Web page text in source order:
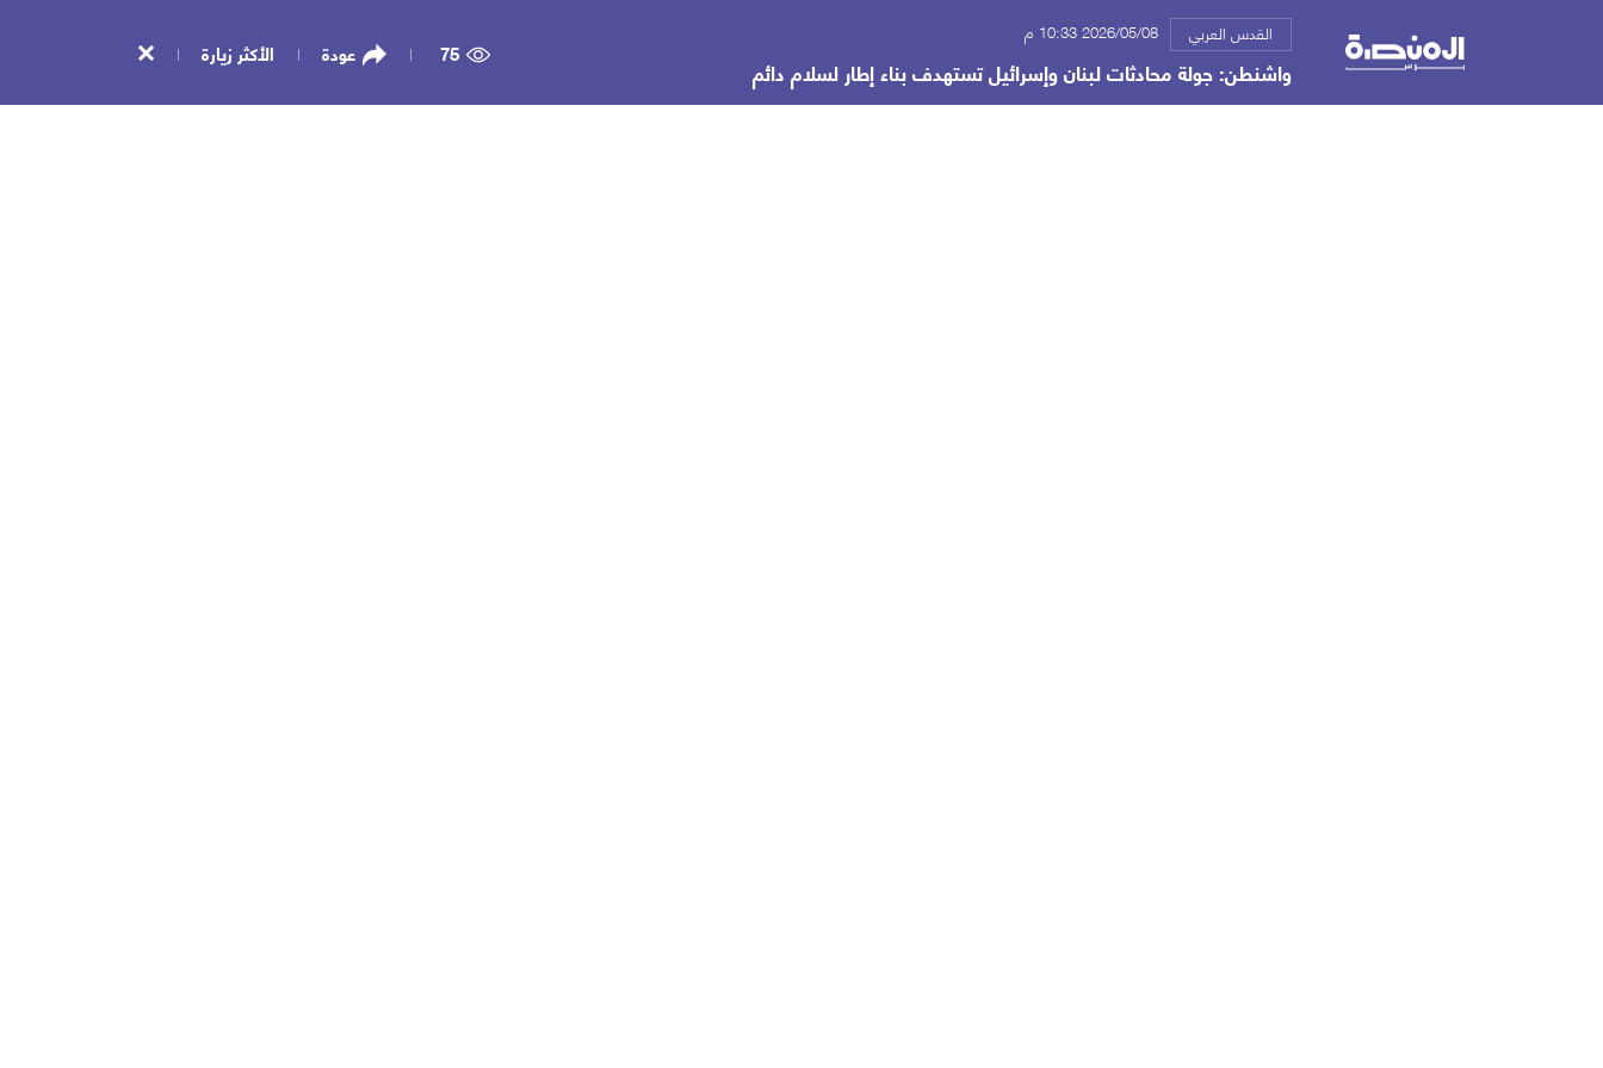
القدس العربي 2026/05/08 10:33 م
واشنطن: جولة محادثات لبنان وإسرائيل تستهدف بناء إطار لسلام دائم
75 عودة الأكثر زيارة